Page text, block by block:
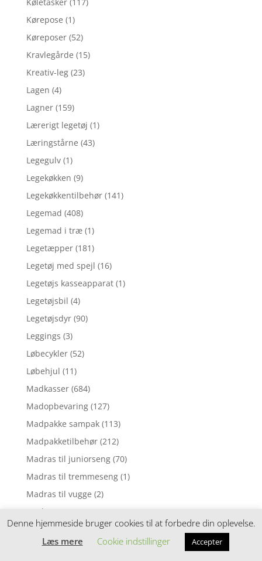
Kørepose (1)
Køreposer (52)
Kravlegårde (15)
Kreativ-leg (23)
Lagen (4)
Lagner (159)
Lærerigt legetøj (1)
Læringstårne (43)
Legegulv (1)
Legekøkken (9)
Legekøkkentilbehør (141)
Legemad (408)
Legemad i træ (1)
Legetæpper (181)
Legetøj med spejl (16)
Legetøjs kasseapparat (1)
Legetøjsbil (4)
Legetøjsdyr (90)
Leggings (3)
Løbecykler (52)
Løbehjul (11)
Madkasser (684)
Madopbevaring (127)
Madpakke sampak (113)
Madpakketilbehør (212)
Madras til juniorseng (70)
Madras til tremmeseng (1)
Madras til vugge (2)
Madrasser
Mavebælter (3)
Motorik legetøj
Denne hjemmeside bruger cookies til at forbedre din oplevelse.
Læs mere
Cookie indstillinger Accepter